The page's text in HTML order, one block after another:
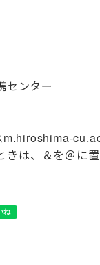
ンター
きは、＆を＠に